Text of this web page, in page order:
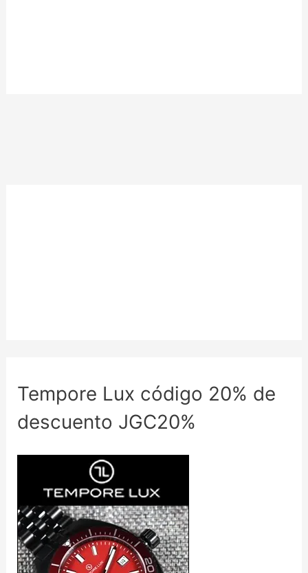
Tempore Lux código 20% de
descuento JGC20%